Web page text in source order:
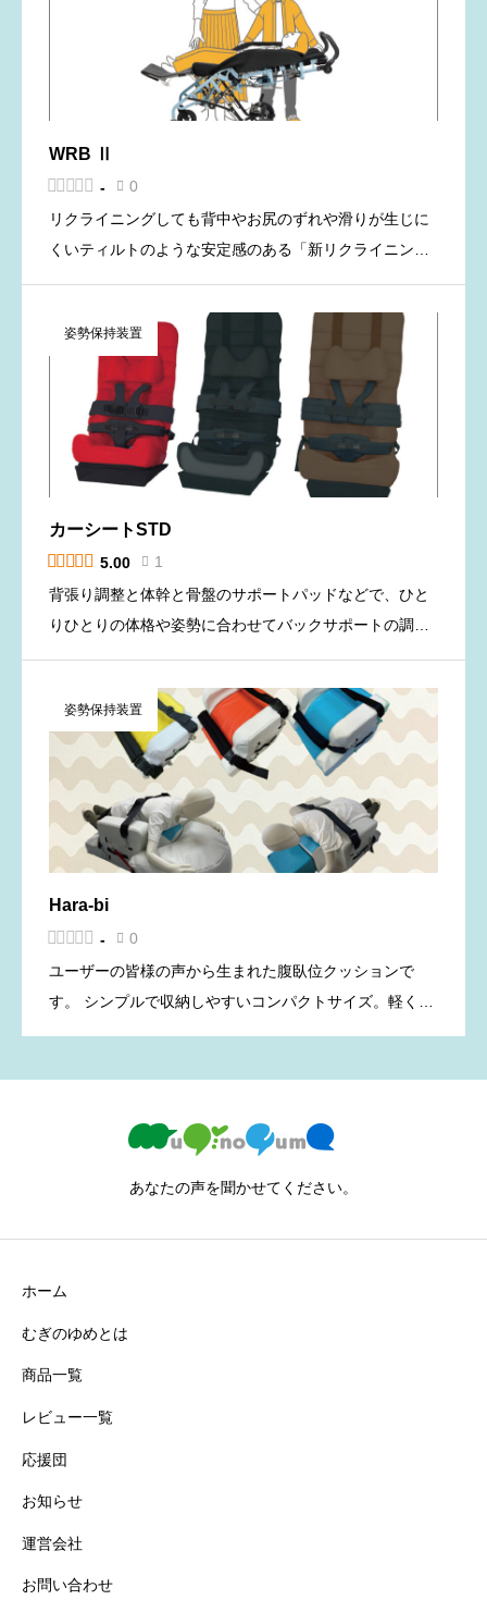
WRB Ⅱ
   -  0
リクライニングしても背中やお尻のずれや滑りが生じに
くいティルトのような安定感のある「新リクライニング
クライニング機構」を備えた介助用車椅子（バギー）で
す。 この二つのリク […]
姿勢保持装置
カーシートSTD
 5.00  1
背張り調整と体幹と骨盤のサポートパッドなどで、ひと
りひとりの体格や姿勢に合わせてバックサポートの調整
がおこなえる車載用の姿勢保持具です。 車への乗り降り
でドアの間口のことを考えて、本体は薄く、そして軽
く、しかし座位に必要 […]
姿勢保持装置
Hara-bi
   -  0
ユーザーの皆様の声から生まれた腹臥位クッションで
す。 シンプルで収納しやすいコンパクトサイズ。軽くて
あなたの声を聞かせてください。
ホーム
むぎのゆめとは
商品一覧
レビュー一覧
応援団
お知らせ
運営会社
お問い合わせ